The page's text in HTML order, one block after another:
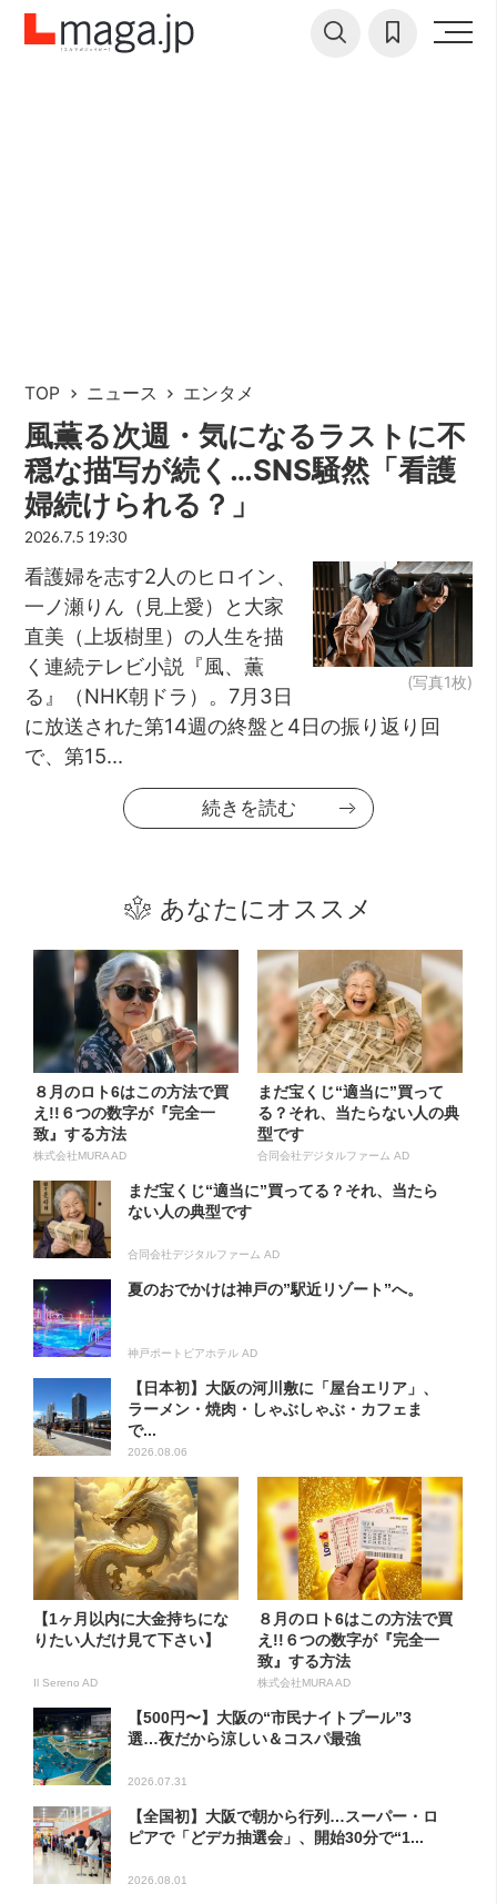
TOP ニュース エンタメ
風薫る次週・気になるラストに不
穏な描写が続く…SNS騒然「看護
婦続けられる？」
2026.7.5 19:30
(写真1枚)
看護婦を志す2人のヒロイン、
一ノ瀬りん（見上愛）と大家
直美（上坂樹里）の人生を描
く連続テレビ小説『風、薫
る』（NHK朝ドラ）。7月3日
に放送された第14週の終盤と4日の振り返り回
で、第15...
続きを読む
あなたにオススメ
８月のロト6はこの方法で買
え!!６つの数字が『完全一
致』する方法
株式会社MURA AD
まだ宝くじ“適当に”買って
る？それ、当たらない人の典
型です
合同会社デジタルファーム AD
まだ宝くじ“適当に”買ってる？それ、当たら
ない人の典型です
合同会社デジタルファーム AD
夏のおでかけは神戸の”駅近リゾート”へ。
神戸ポートピアホテル AD
【日本初】大阪の河川敷に「屋台エリア」、
ラーメン・焼肉・しゃぶしゃぶ・カフェま
で...
2026.08.06
【1ヶ月以内に大金持ちにな
りたい人だけ見て下さい】
Il Sereno AD
８月のロト6はこの方法で買
え!!６つの数字が『完全一
致』する方法
株式会社MURA AD
【500円〜】大阪の“市民ナイトプール”3
選…夜だから涼しい＆コスパ最強
2026.07.31
【全国初】大阪で朝から行列…スーパー・ロ
ピアで「どデカ抽選会」、開始30分で“1...
2026.08.01